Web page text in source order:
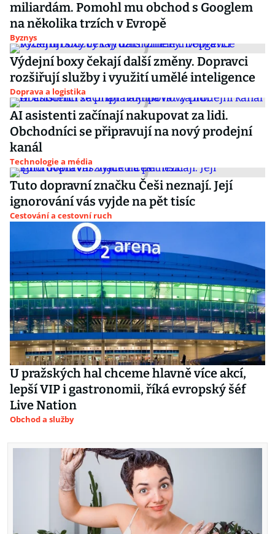
miliardám. Pomohl mu obchod s Googlem
na několika trzích v Evropě
Byznys
Výdejní boxy čekají další změny. Dopravci
rozšiřují služby i využití umělé inteligence
Doprava a logistika
AI asistenti začínají nakupovat za lidi.
Obchodníci se připravují na nový prodejní
kanál
Technologie a média
Tuto dopravní značku Češi neznají. Její
ignorování vás vyjde na pět tisíc
Cestování a cestovní ruch
U pražských hal chceme hlavně více akcí,
lepší VIP i gastronomii, říká evropský šéf
Live Nation
Obchod a služby